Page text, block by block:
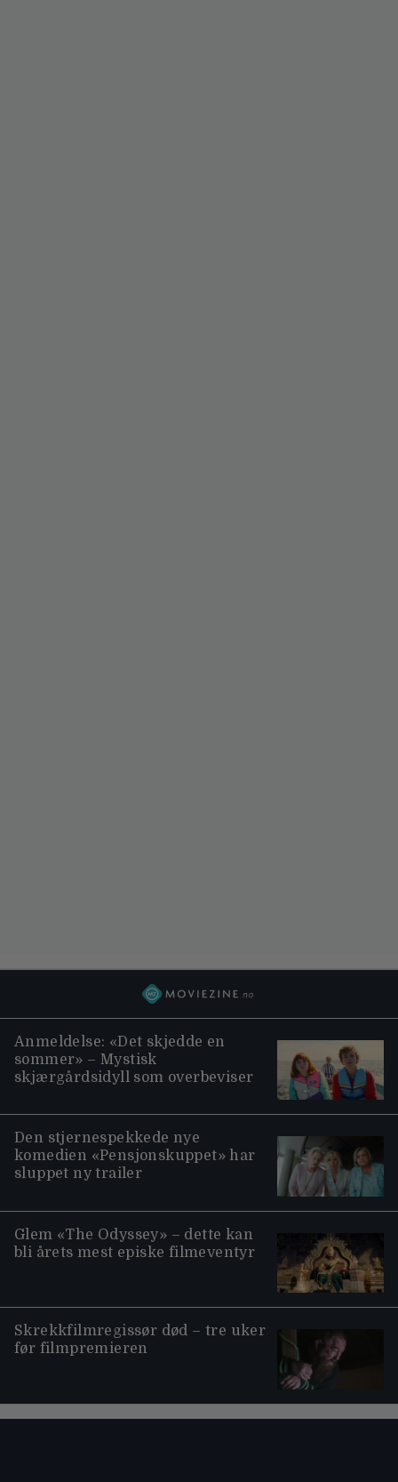
Anmeldelse: «Det skjedde en
sommer» – Mystisk
skjærgårdsidyll som overbeviser
Den stjernespekkede nye
komedien «Pensjonskuppet» har
sluppet ny trailer
Glem «The Odyssey» – dette kan
bli årets mest episke filmeventyr
Skrekkfilmregissør død – tre uker
før filmpremieren